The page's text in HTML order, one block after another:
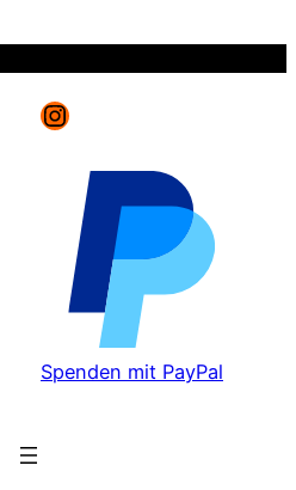
Instagram
Spenden mit PayPal